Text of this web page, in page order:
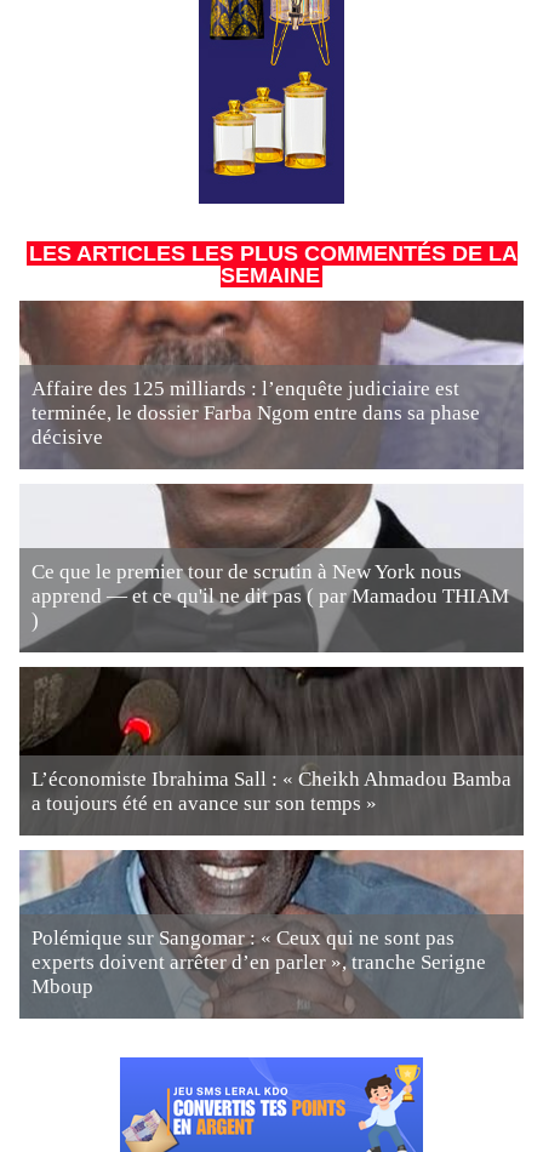
LES ARTICLES LES PLUS COMMENTÉS DE LA
SEMAINE
Affaire des 125 milliards : l’enquête judiciaire est
terminée, le dossier Farba Ngom entre dans sa phase
décisive
Ce que le premier tour de scrutin à New York nous
apprend — et ce qu'il ne dit pas ( par Mamadou THIAM
)
L’économiste Ibrahima Sall : « Cheikh Ahmadou Bamba
a toujours été en avance sur son temps »
Polémique sur Sangomar : « Ceux qui ne sont pas
experts doivent arrêter d’en parler », tranche Serigne
Mboup